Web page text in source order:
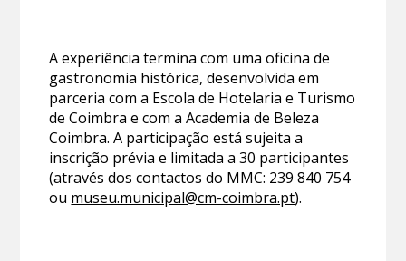
A experiência termina com uma oficina de
gastronomia histórica, desenvolvida em
parceria com a Escola de Hotelaria e Turismo
de Coimbra e com a Academia de Beleza
Coimbra. A participação está sujeita a
inscrição prévia e limitada a 30 participantes
(através dos contactos do MMC: 239 840 754
ou museu.municipal@cm-coimbra.pt).